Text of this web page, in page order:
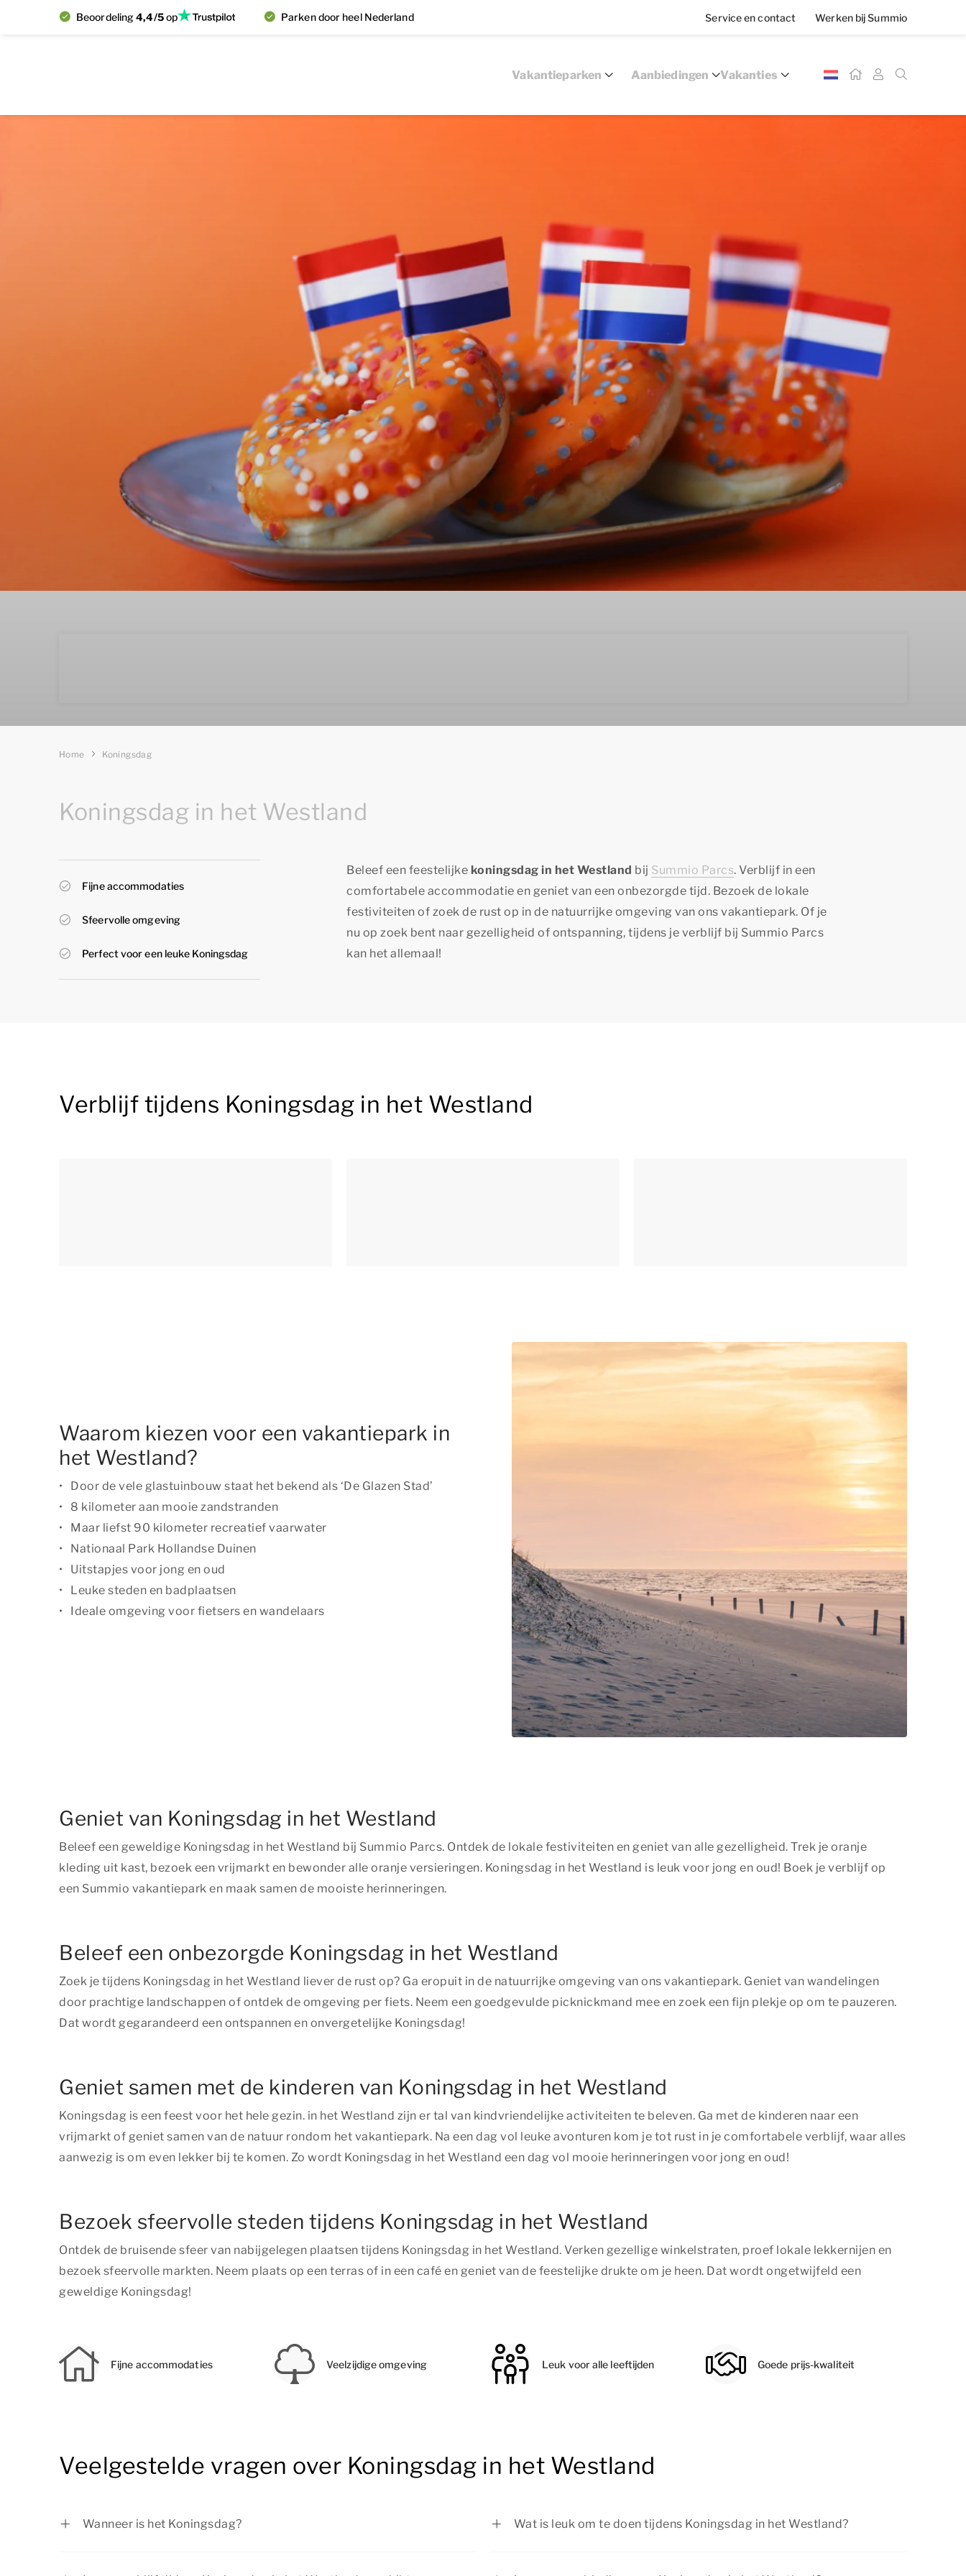
Beoordeling4,4/5op Parken door heel Nederland Service en contact Werken bij Summio
Vakantieparken Aanbiedingen Vakanties
Home Koningsdag
Koningsdag in het Westland
Fijne accommodaties
Sfeervolle omgeving
Perfect voor een leuke Koningsdag
Beleef een feestelijke koningsdag in het Westland bij Summio Parcs. Verblijf in een
comfortabele accommodatie en geniet van een onbezorgde tijd. Bezoek de lokale
festiviteiten of zoek de rust op in de natuurrijke omgeving van ons vakantiepark. Of je
nu op zoek bent naar gezelligheid of ontspanning, tijdens je verblijf bij Summio Parcs
kan het allemaal!
Verblijf tijdens Koningsdag in het Westland
Waarom kiezen voor een vakantiepark in
het Westland?
Door de vele glastuinbouw staat het bekend als ‘De Glazen Stad’
8 kilometer aan mooie zandstranden
Maar liefst 90 kilometer recreatief vaarwater
Nationaal Park Hollandse Duinen
Uitstapjes voor jong en oud
Leuke steden en badplaatsen
Ideale omgeving voor fietsers en wandelaars
Geniet van Koningsdag in het Westland
Beleef een geweldige Koningsdag in het Westland bij Summio Parcs. Ontdek de lokale festiviteiten en geniet van alle gezelligheid. Trek je oranje
kleding uit kast, bezoek een vrijmarkt en bewonder alle oranje versieringen. Koningsdag in het Westland is leuk voor jong en oud! Boek je verblijf op
een Summio vakantiepark en maak samen de mooiste herinneringen.
Beleef een onbezorgde Koningsdag in het Westland
Zoek je tijdens Koningsdag in het Westland liever de rust op? Ga eropuit in de natuurrijke omgeving van ons vakantiepark. Geniet van wandelingen
door prachtige landschappen of ontdek de omgeving per fiets. Neem een goedgevulde picknickmand mee en zoek een fijn plekje op om te pauzeren.
Dat wordt gegarandeerd een ontspannen en onvergetelijke Koningsdag!
Geniet samen met de kinderen van Koningsdag in het Westland
Koningsdag is een feest voor het hele gezin. in het Westland zijn er tal van kindvriendelijke activiteiten te beleven. Ga met de kinderen naar een
vrijmarkt of geniet samen van de natuur rondom het vakantiepark. Na een dag vol leuke avonturen kom je tot rust in je comfortabele verblijf, waar alles
aanwezig is om even lekker bij te komen. Zo wordt Koningsdag in het Westland een dag vol mooie herinneringen voor jong en oud!
Bezoek sfeervolle steden tijdens Koningsdag in het Westland
Ontdek de bruisende sfeer van nabijgelegen plaatsen tijdens Koningsdag in het Westland. Verken gezellige winkelstraten, proef lokale lekkernijen en
bezoek sfeervolle markten. Neem plaats op een terras of in een café en geniet van de feestelijke drukte om je heen. Dat wordt ongetwijfeld een
geweldige Koningsdag!
Fijne accommodaties Veelzijdige omgeving Leuk voor alle leeftijden Goede prijs-kwaliteit
Veelgestelde vragen over Koningsdag in het Westland
Wanneer is het Koningsdag?
Wat is leuk om te doen tijdens Koningsdag in het Westland?